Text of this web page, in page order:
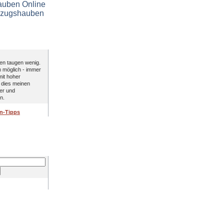
taugen wenig.
möglich - immer
hoher
meinen
und
Tipps